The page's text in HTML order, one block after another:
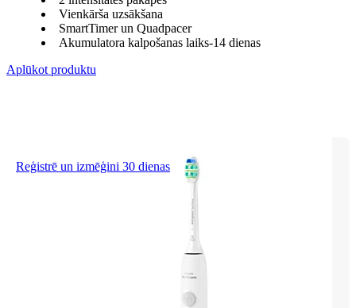
Vienkārša uzsākšana
SmartTimer un Quadpacer
Akumulatora kalpošanas laiks-14 dienas
Aplūkot produktu
Reģistrē un izmēģini 30 dienas